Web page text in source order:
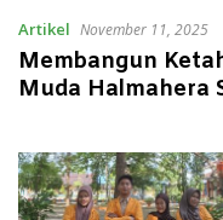
Artikel November 11, 2025
Membangun
Muda Halmahera